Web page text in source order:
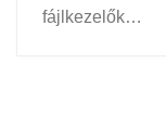
fájlkezelők…